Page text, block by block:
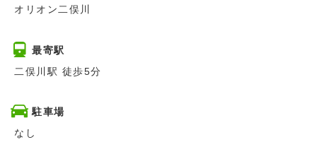
オリオン二俣川
最寄駅
二俣川駅 徒歩5分
駐車場
なし